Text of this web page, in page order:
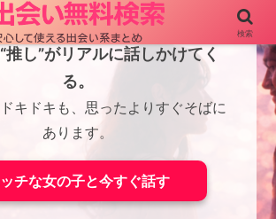
推し”がリアルに話しかけてく
る。
キドキも、思ったよりすぐそばに
あります。
チな女の子と今すぐ話す
検索